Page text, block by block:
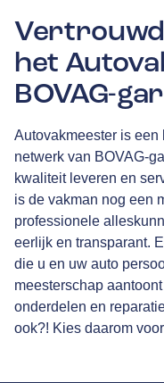
het
BOVAG-
Autovakmeester is
netwerk van BOVAG-
kwaliteit leveren en
is de vakman nog een
professionele
eerlijk en transparant.
die u en uw auto
meesterschap
onderdelen en
ook?! Kies daarom